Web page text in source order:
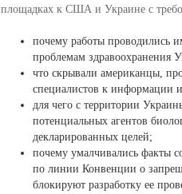
площадках к США и Украине с
почему работы проводились
проблемам здравоохранения
что скрывали американцы,
специалистов к информации
для чего с территории
потенциальных агентов
декларированных целей;
почему умалчивались факты
по линии Конвенции о
блокируют разработку ее